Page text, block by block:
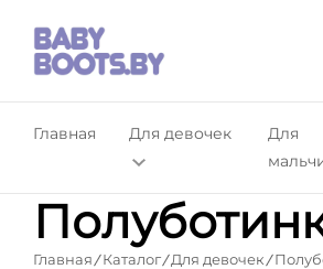
Главная Для девочек
Для
Главная Каталог Для девочек